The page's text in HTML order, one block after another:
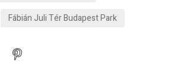
Fábián Juli Tér Budapest Park